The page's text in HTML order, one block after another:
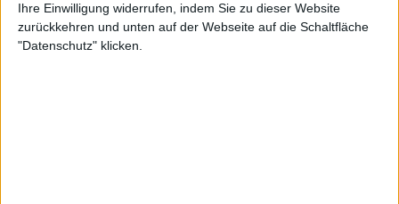
Ihre Einwilligung widerrufen, indem Sie zu dieser Website
zurückkehren und unten auf der Webseite auf die Schaltfläche
"Datenschutz" klicken.